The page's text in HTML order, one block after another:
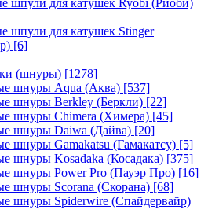
шпули для катушек Ryobi (Риоби)
шпули для катушек Stinger
[6]
(шнуры) [1278]
шнуры Aqua (Аква) [537]
шнуры Berkley (Беркли) [22]
шнуры Chimera (Химера) [45]
шнуры Daiwa (Дайва) [20]
шнуры Gamakatsu (Гамакатсу) [5]
шнуры Kosadaka (Косадака) [375]
шнуры Power Pro (Пауэр Про) [16]
шнуры Scorana (Скорана) [68]
шнуры Spiderwire (Спайдервайр)